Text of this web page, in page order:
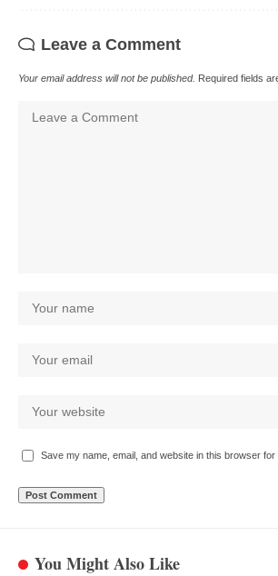
Leave a Comment
Your email address will not be published. Required fields
Save my name, email, and website in this browser for
You Might Also Like